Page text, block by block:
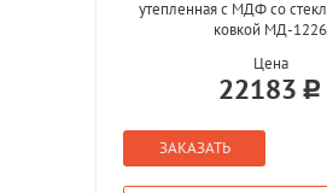
утепленная с МДФ со
ковкой МД-1226
Цена
22183
ЗАКАЗАТЬ